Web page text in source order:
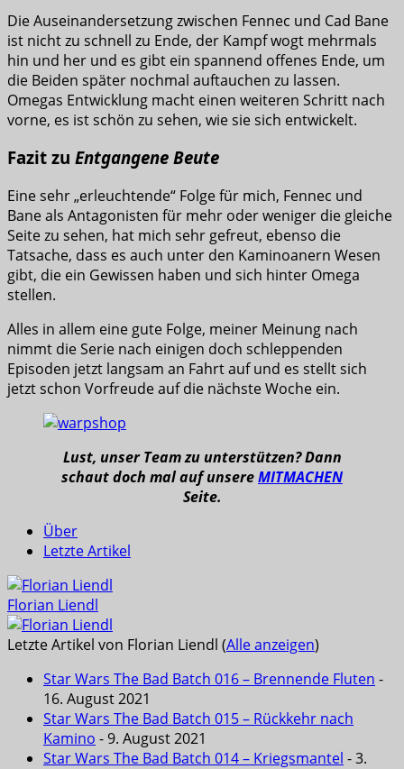
Die Auseinandersetzung zwischen Fennec und Cad Bane
ist nicht zu schnell zu Ende, der Kampf wogt mehrmals
hin und her und es gibt ein spannend offenes Ende, um
die Beiden später nochmal auftauchen zu lassen.
Omegas Entwicklung macht einen weiteren Schritt nach
vorne, es ist schön zu sehen, wie sie sich entwickelt.
Fazit zu Entgangene Beute
Eine sehr „erleuchtende“ Folge für mich, Fennec und
Bane als Antagonisten für mehr oder weniger die gleiche
Seite zu sehen, hat mich sehr gefreut, ebenso die
Tatsache, dass es auch unter den Kaminoanern Wesen
gibt, die ein Gewissen haben und sich hinter Omega
stellen.
Alles in allem eine gute Folge, meiner Meinung nach
nimmt die Serie nach einigen doch schleppenden
Episoden jetzt langsam an Fahrt auf und es stellt sich
jetzt schon Vorfreude auf die nächste Woche ein.
Lust, unser Team zu unterstützen? Dann
schaut doch mal auf unsereMITMACHEN
Seite.
Über
Letzte Artikel
Florian Liendl
Letzte Artikel von Florian Liendl (Alle anzeigen)
Star Wars The Bad Batch 016 – Brennende Fluten -
16. August 2021
Star Wars The Bad Batch 015 – Rückkehr nach
Kamino - 9. August 2021
Star Wars The Bad Batch 014 – Kriegsmantel - 3.